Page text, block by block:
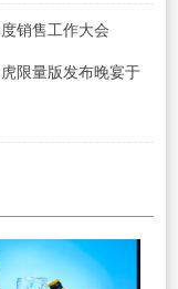
销售工作大会
限量版发布晚宴于